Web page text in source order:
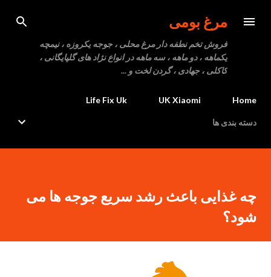
مرغ بومی
فروش تخم نطفه دار مرغ محلی ، جوجه یکروزه ، نیمچه
یکماهه ، دو ماهه ، سه ماهه در انواع نژاد های گلپایگانی ،
کاکلی ، جهادی ، گردن لخت و ...
Home
UK Xiaomi
Life Fix Uk
دسته بندی ها
چه غذایی باعث رشد سریع جوجه ها می
شود؟